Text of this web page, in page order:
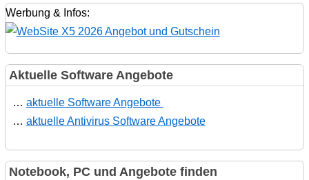
Werbung & Infos:
Aktuelle Software Angebote
… aktuelle Software Angebote
… aktuelle Antivirus Software Angebote
Notebook, PC und Angebote finden